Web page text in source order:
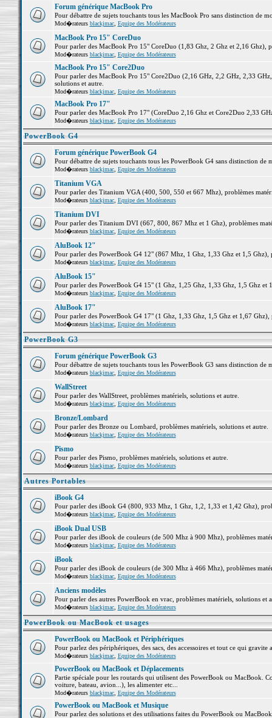
Forum générique MacBook Pro
Pour débattre de sujets touchants tous les MacBook Pro sans distinction de
Mod�rateurs blackjmac, Equipe des Modérateurs
MacBook Pro 15" CoreDuo
Pour parler des MacBook Pro 15" CoreDuo (1,83 Ghz, 2 Ghz et 2,16 Ghz),
Mod�rateurs blackjmac, Equipe des Modérateurs
MacBook Pro 15" Core2Duo
Pour parler des MacBook Pro 15" Core2Duo (2,16 GHz, 2,2 GHz, 2,33
solutions et autre.
Mod�rateurs blackjmac, Equipe des Modérateurs
MacBook Pro 17"
Pour parler des MacBook Pro 17" (CoreDuo 2,16 Ghz et Core2Duo 2,33
Mod�rateurs blackjmac, Equipe des Modérateurs
PowerBook G4
Forum générique PowerBook G4
Pour débattre de sujets touchants tous les PowerBook G4 sans distinction de
Mod�rateurs blackjmac, Equipe des Modérateurs
Titanium VGA
Pour parler des Titanium VGA (400, 500, 550 et 667 Mhz), problèmes
Mod�rateurs blackjmac, Equipe des Modérateurs
Titanium DVI
Pour parler des Titanium DVI (667, 800, 867 Mhz et 1 Ghz), problèmes
Mod�rateurs blackjmac, Equipe des Modérateurs
AluBook 12"
Pour parler des PowerBook G4 12" (867 Mhz, 1 Ghz, 1,33 Ghz et 1,5 Ghz),
Mod�rateurs blackjmac, Equipe des Modérateurs
AluBook 15"
Pour parler des PowerBook G4 15" (1 Ghz, 1,25 Ghz, 1,33 Ghz, 1,5 Ghz et
Mod�rateurs blackjmac, Equipe des Modérateurs
AluBook 17"
Pour parler des PowerBook G4 17" (1 Ghz, 1,33 Ghz, 1,5 Ghz et 1,67 Ghz),
Mod�rateurs blackjmac, Equipe des Modérateurs
PowerBook G3
Forum générique PowerBook G3
Pour débattre de sujets touchants tous les PowerBook G3 sans distinction de
Mod�rateurs blackjmac, Equipe des Modérateurs
WallStreet
Pour parler des WallStreet, problèmes matériels, solutions et autre.
Mod�rateurs blackjmac, Equipe des Modérateurs
Bronze/Lombard
Pour parler des Bronze ou Lombard, problèmes matériels, solutions et autre.
Mod�rateurs blackjmac, Equipe des Modérateurs
Pismo
Pour parler des Pismo, problèmes matériels, solutions et autre.
Mod�rateurs blackjmac, Equipe des Modérateurs
Autres Portables
iBook G4
Pour parler des iBook G4 (800, 933 Mhz, 1 Ghz, 1,2, 1,33 et 1,42 Ghz),
Mod�rateurs blackjmac, Equipe des Modérateurs
iBook Dual USB
Pour parler des iBook de couleurs (de 500 Mhz à 900 Mhz), problèmes
Mod�rateurs blackjmac, Equipe des Modérateurs
iBook
Pour parler des iBook de couleurs (de 300 Mhz à 466 Mhz), problèmes
Mod�rateurs blackjmac, Equipe des Modérateurs
Anciens modèles
Pour parler des autres PowerBook en vrac, problèmes matériels, solutions et
Mod�rateurs blackjmac, Equipe des Modérateurs
PowerBook ou MacBook et usages
PowerBook ou MacBook et Périphériques
Pour parlez des périphériques, des sacs, des accessoires et tout ce qui
Mod�rateurs blackjmac, Equipe des Modérateurs
PowerBook ou MacBook et Déplacements
Partie spéciale pour les routards qui utilisent des PowerBook ou MacBook.
voiture, bateau, avion...), les alimenter etc...
Mod�rateurs blackjmac, Equipe des Modérateurs
PowerBook ou MacBook et Musique
Pour parlez des solutions et des utilisations faites du PowerBook ou